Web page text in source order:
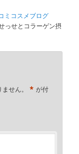
ミコスメブログ
っせとコラーゲン摂
せん。 * が付